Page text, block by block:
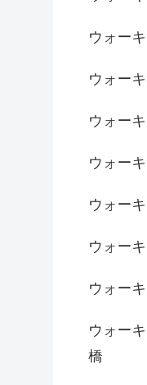
ウォー
ウォー
ウォー
ウォー
ウォー
ウォー
ウォー
ウォー
橋